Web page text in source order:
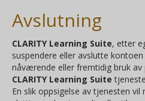
Avslutning
CLARITY Learning Suite, etter
suspendere eller avslutte
nåværende eller fremtidig bruk
CLARITY Learning Suite
En slik oppsigelse av tjenesten